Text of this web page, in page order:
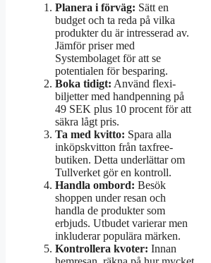
Planera i förväg: Sätt en
budget och ta reda på vilka
produkter du är intresserad av.
Jämför priser med
Systembolaget för att se
potentialen för besparing.
Boka tidigt: Använd flexi-
biljetter med handpenning på
49 SEK plus 10 procent för att
säkra lågt pris.
Ta med kvitto: Spara alla
inköpskvitton från taxfree-
butiken. Detta underlättar om
Tullverket gör en kontroll.
Handla ombord: Besök
shoppen under resan och
handla de produkter som
erbjuds. Utbudet varierar men
inkluderar populära märken.
Kontrollera kvoter: Innan